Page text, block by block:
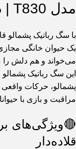
مدل T830 | دوست بانمک کودک شما!
یک حیوان خانگی
می‌خواند و هم دلش را
این سگ رباتیک
پشمالو، حرکات واقعی
مراقبت و بازی با
🔴ویژگی‌های
قلاده‌دار